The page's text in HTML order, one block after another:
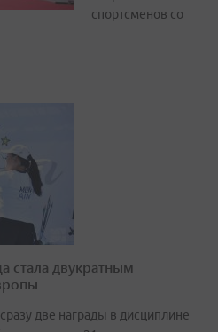
спортсменов со
стала двукратным
две награды в дисциплине